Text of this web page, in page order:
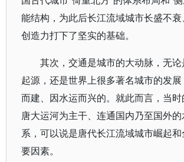
能结构，为此后长江流域城市长盛不
创造力打下了坚实的基础。
其次，交通是城市的大动脉，无
起源，还是世界上很多著名城市的发
而建、因水运而兴的。就此而言，当
唐大运河为主干、连通国内乃至国外
系，可以说是唐代长江流域城市崛起
要因素。